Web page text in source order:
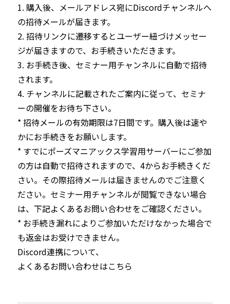
1. 購入後、メールアドレス宛にDiscordチャンネルへ
の招待メールが届きます。
2. 招待リンクに遷移するとユーザー紐づけメッセー
ジが届きますので、お手続きいただきます。
3. お手続き後、セミナー用チャンネルに自動で招待
されます。
4. チャンネルに記載されたご案内に従って、セミナ
ーの開催をお待ち下さい。
* 招待メールの有効期限は7日間です。購入後は速や
かにお手続きをお願いします。
* すでにポーズマニアックス学習用サーバーにご参加
の方は自動で招待されますので、4からお手続きくだ
さい。その際招待メールは届きませんのでご注意く
ださい。セミナー用チャンネルが閲覧できない場合
は、下記よくあるお問い合わせをご確認ください。
* お手続き漏れによりご参加いただけなかった場合で
も返金はお受けできません。
Discord連携について、
よくあるお問い合わせはこちら